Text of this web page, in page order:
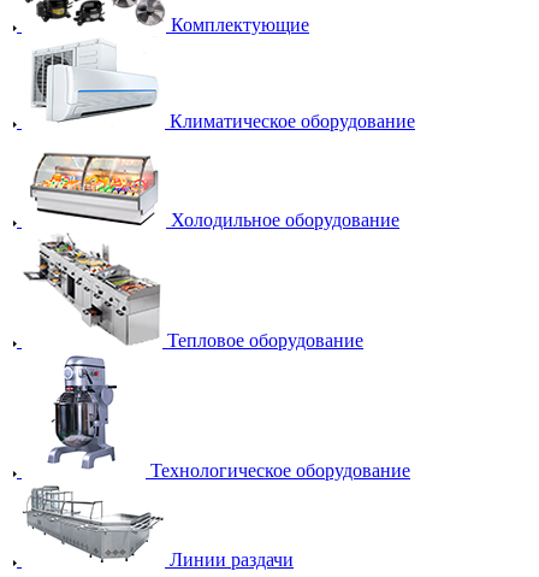
Комплектующие
Климатическое оборудование
Холодильное оборудование
Тепловое оборудование
Технологическое оборудование
Линии раздачи